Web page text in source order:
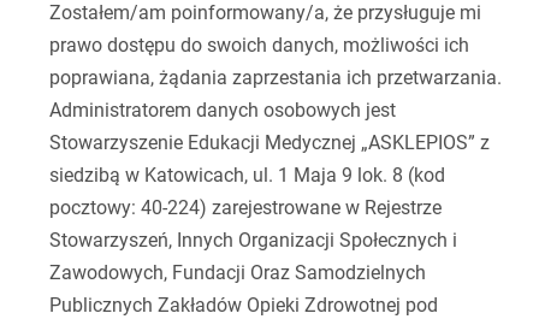
Zostałem/am poinformowany/a, że przysługuje mi
prawo dostępu do swoich danych, możliwości ich
poprawiana, żądania zaprzestania ich przetwarzania.
Administratorem danych osobowych jest
Stowarzyszenie Edukacji Medycznej „ASKLEPIOS” z
siedzibą w Katowicach, ul. 1 Maja 9 lok. 8 (kod
pocztowy: 40-224) zarejestrowane w Rejestrze
Stowarzyszeń, Innych Organizacji Społecznych i
Zawodowych, Fundacji Oraz Samodzielnych
Publicznych Zakładów Opieki Zdrowotnej pod